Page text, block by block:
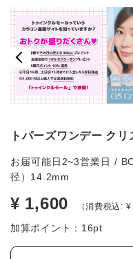
トパーズワンデー ク
お届可能日2~3営業日 /
径）14.2mm
¥ 1,600 （消費税込: ¥
加算ポイント： 16pt